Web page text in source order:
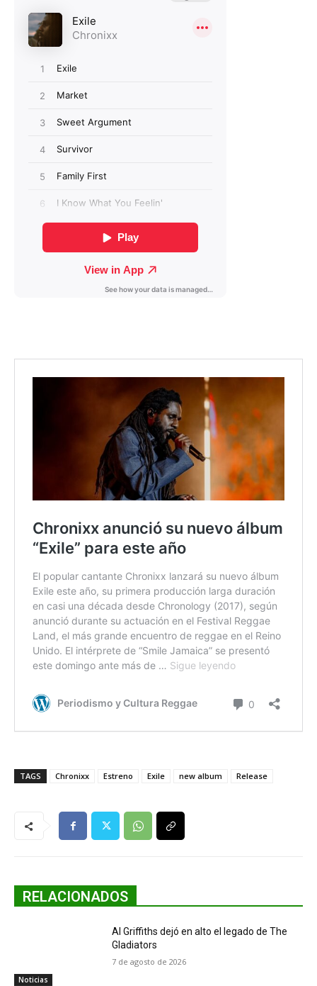
TAGS Chronixx Estreno Exile new album Release
RELACIONADOS
Noticias
Al Griffiths dejó en alto el legado de The
Gladiators
7 de agosto de 2026